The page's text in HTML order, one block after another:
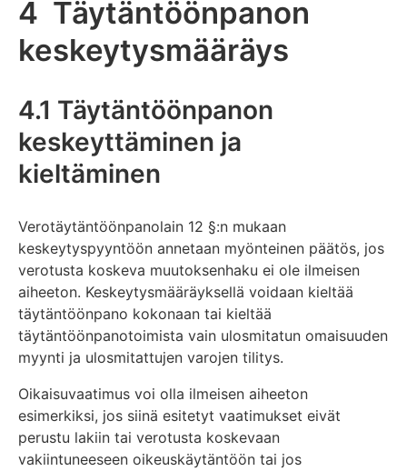
4 Täytäntöönpanon
keskeytysmääräys
4.1 Täytäntöönpanon
keskeyttäminen ja
kieltäminen
Verotäytäntöönpanolain 12 §:n mukaan
keskeytyspyyntöön annetaan myönteinen päätös, jos
verotusta koskeva muutoksenhaku ei ole ilmeisen
aiheeton. Keskeytysmääräyksellä voidaan kieltää
täytäntöönpano kokonaan tai kieltää
täytäntöönpanotoimista vain ulosmitatun omaisuuden
myynti ja ulosmitattujen varojen tilitys.
Oikaisuvaatimus voi olla ilmeisen aiheeton
esimerkiksi, jos siinä esitetyt vaatimukset eivät
perustu lakiin tai verotusta koskevaan
vakiintuneeseen oikeuskäytäntöön tai jos